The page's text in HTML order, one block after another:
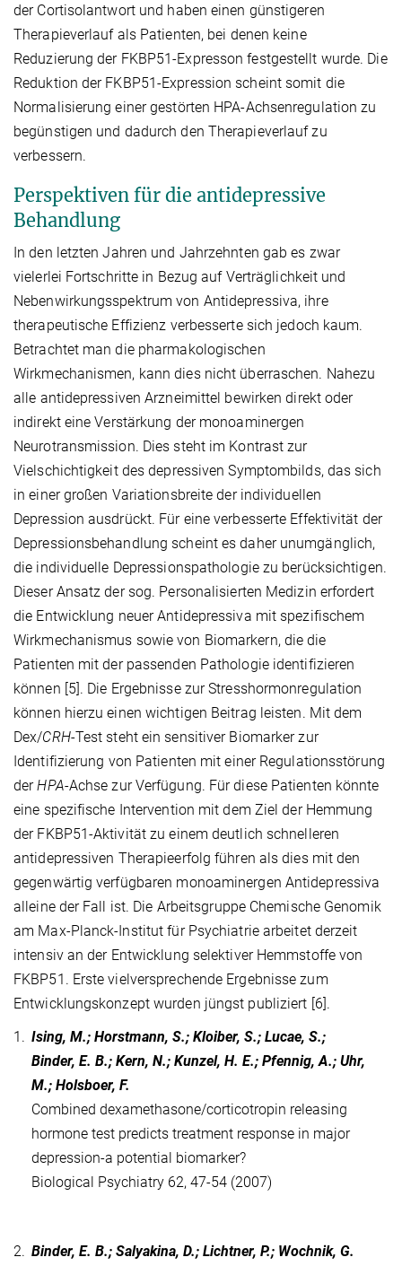
der Cortisolantwort und haben einen günstigeren
Therapieverlauf als Patienten, bei denen keine
Reduzierung der FKBP51-Expresson festgestellt wurde. Die
Reduktion der FKBP51-Expression scheint somit die
Normalisierung einer gestörten HPA-Achsenregulation zu
begünstigen und dadurch den Therapieverlauf zu
verbessern.
Perspektiven für die antidepressive
Behandlung
In den letzten Jahren und Jahrzehnten gab es zwar
vielerlei Fortschritte in Bezug auf Verträglichkeit und
Nebenwirkungsspektrum von Antidepressiva, ihre
therapeutische Effizienz verbesserte sich jedoch kaum.
Betrachtet man die pharmakologischen
Wirkmechanismen, kann dies nicht überraschen. Nahezu
alle antidepressiven Arzneimittel bewirken direkt oder
indirekt eine Verstärkung der monoaminergen
Neurotransmission. Dies steht im Kontrast zur
Vielschichtigkeit des depressiven Symptombilds, das sich
in einer großen Variationsbreite der individuellen
Depression ausdrückt. Für eine verbesserte Effektivität der
Depressionsbehandlung scheint es daher unumgänglich,
die individuelle Depressionspathologie zu berücksichtigen.
Dieser Ansatz der sog. Personalisierten Medizin erfordert
die Entwicklung neuer Antidepressiva mit spezifischem
Wirkmechanismus sowie von Biomarkern, die die
Patienten mit der passenden Pathologie identifizieren
können [5]. Die Ergebnisse zur Stresshormonregulation
können hierzu einen wichtigen Beitrag leisten. Mit dem
Dex/CRH-Test steht ein sensitiver Biomarker zur
Identifizierung von Patienten mit einer Regulationsstörung
derHPA-Achse zur Verfügung. Für diese Patienten könnte
eine spezifische Intervention mit dem Ziel der Hemmung
der FKBP51-Aktivität zu einem deutlich schnelleren
antidepressiven Therapieerfolg führen als dies mit den
gegenwärtig verfügbaren monoaminergen Antidepressiva
alleine der Fall ist. Die Arbeitsgruppe Chemische Genomik
am Max-Planck-Institut für Psychiatrie arbeitet derzeit
intensiv an der Entwicklung selektiver Hemmstoffe von
FKBP51. Erste vielversprechende Ergebnisse zum
Entwicklungskonzept wurden jüngst publiziert [6].
1. Ising, M.; Horstmann, S.; Kloiber, S.; Lucae, S.;
Binder, E. B.; Kern, N.; Kunzel, H. E.; Pfennig, A.; Uhr,
M.; Holsboer, F.
Combined dexamethasone/corticotropin releasing
hormone test predicts treatment response in major
depression-a potential biomarker?
Biological Psychiatry 62, 47-54 (2007)
2. Binder, E. B.; Salyakina, D.; Lichtner, P.; Wochnik, G.